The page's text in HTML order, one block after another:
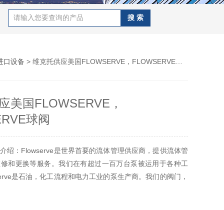
口设备 > 维克托供应美国FLOWSERVE，FLOWSERVE球阀
美国FLOWSERVE，
球阀
绍：Flowserve是世界首要的流体管理供应商，提供流体管
和更换等服务。我们在有超过一百万台泵被运用于各种工
是石油，化工流程和电力工业的泵生产商。我们的阀门，